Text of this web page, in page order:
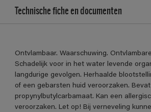
Technische fiche en documenten
Ontvlambaar. Waarschuwing.
Schadelijk voor in het water levende
langdurige gevolgen. Herhaalde
of een gebarsten huid veroorzaken.
propynylbutylcarbamaat. Kan een
veroorzaken. Let op! Bij verneveling